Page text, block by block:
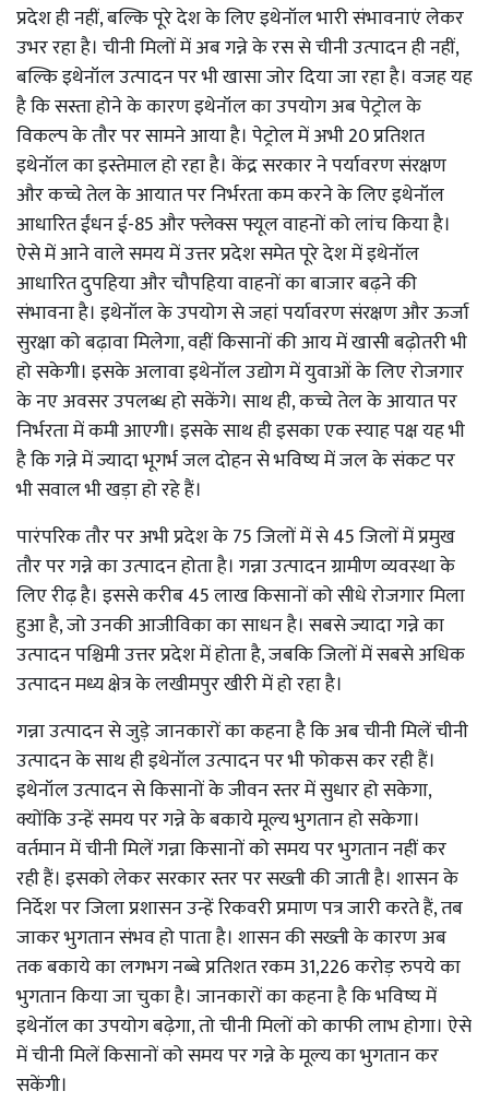
प्रदेश ही नहीं, बल्कि पूरे देश के लिए इथेनॉल भारी संभावनाएं लेकर
उभर रहा है। चीनी मिलों में अब गन्ने के रस से चीनी उत्पादन ही नहीं,
बल्कि इथेनॉल उत्पादन पर भी खासा जोर दिया जा रहा है। वजह यह
है कि सस्ता होने के कारण इथेनॉल का उपयोग अब पेट्रोल के
विकल्प के तौर पर सामने आया है। पेट्रोल में अभी 20 प्रतिशत
इथेनॉल का इस्तेमाल हो रहा है। केंद्र सरकार ने पर्यावरण संरक्षण
और कच्चे तेल के आयात पर निर्भरता कम करने के लिए इथेनॉल
आधारित ईंधन ई-85 और फ्लेक्स फ्यूल वाहनों को लांच किया है।
ऐसे में आने वाले समय में उत्तर प्रदेश समेत पूरे देश में इथेनॉल
आधारित दुपहिया और चौपहिया वाहनों का बाजार बढ़ने की
संभावना है। इथेनॉल के उपयोग से जहां पर्यावरण संरक्षण और ऊर्जा
सुरक्षा को बढ़ावा मिलेगा, वहीं किसानों की आय में खासी बढ़ोतरी भी
हो सकेगी। इसके अलावा इथेनॉल उद्योग में युवाओं के लिए रोजगार
के नए अवसर उपलब्ध हो सकेंगे। साथ ही, कच्चे तेल के आयात पर
निर्भरता में कमी आएगी। इसके साथ ही इसका एक स्याह पक्ष यह भी
है कि गन्ने में ज्यादा भूगर्भ जल दोहन से भविष्य में जल के संकट पर
भी सवाल भी खड़ा हो रहे हैं।
पारंपरिक तौर पर अभी प्रदेश के 75 जिलों में से 45 जिलों में प्रमुख
तौर पर गन्ने का उत्पादन होता है। गन्ना उत्पादन ग्रामीण व्यवस्था के
लिए रीढ़ है। इससे करीब 45 लाख किसानों को सीधे रोजगार मिला
हुआ है, जो उनकी आजीविका का साधन है। सबसे ज्यादा गन्ने का
उत्पादन पश्चिमी उत्तर प्रदेश में होता है, जबकि जिलों में सबसे अधिक
उत्पादन मध्य क्षेत्र के लखीमपुर खीरी में हो रहा है।
गन्ना उत्पादन से जुड़े जानकारों का कहना है कि अब चीनी मिलें चीनी
उत्पादन के साथ ही इथेनॉल उत्पादन पर भी फोकस कर रही हैं।
इथेनॉल उत्पादन से किसानों के जीवन स्तर में सुधार हो सकेगा,
क्योंकि उन्हें समय पर गन्ने के बकाये मूल्य भुगतान हो सकेगा।
वर्तमान में चीनी मिलें गन्ना किसानों को समय पर भुगतान नहीं कर
रही हैं। इसको लेकर सरकार स्तर पर सख्ती की जाती है। शासन के
निर्देश पर जिला प्रशासन उन्हें रिकवरी प्रमाण पत्र जारी करते हैं, तब
जाकर भुगतान संभव हो पाता है। शासन की सख्ती के कारण अब
तक बकाये का लगभग नब्बे प्रतिशत रकम 31,226 करोड़ रुपये का
भुगतान किया जा चुका है। जानकारों का कहना है कि भविष्य में
इथेनॉल का उपयोग बढ़ेगा, तो चीनी मिलों को काफी लाभ होगा। ऐसे
में चीनी मिलें किसानों को समय पर गन्ने के मूल्य का भुगतान कर
सकेंगी।